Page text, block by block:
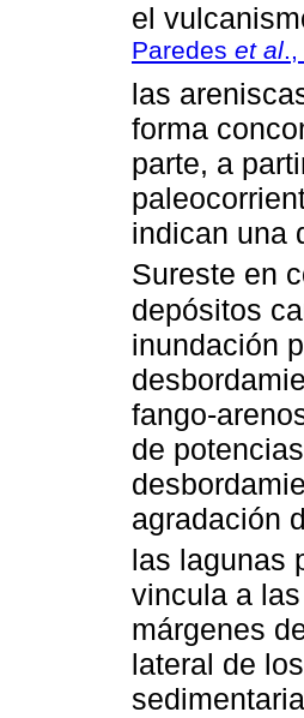
el
Paredes et al
las
forma
parte, a
indican una
Sureste en
depósitos
inundación
fango-
de
agradación
las lagunas
vincula a
márgenes
lateral de